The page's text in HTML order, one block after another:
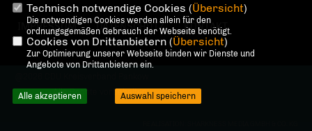
IMPRESSUM DATENSCHUTZ KONTAKT
Alle Rechte vorbehalten.
Technisch notwendige Cookies (Übersicht)
Die notwendigen Cookies werden allein für den
ordnungsgemäßen Gebrauch der Webseite benötigt.
Cookies von Drittanbietern (Übersicht)
Zur Optimierung unserer Webseite binden wir Dienste und
Angebote von Drittanbietern ein.
Alle akzeptieren Auswahl speichern